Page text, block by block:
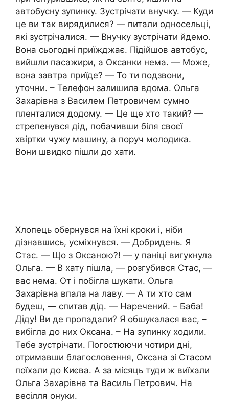
автобусну зупинку. Зустрічати внучку. — Куди
це ви так вирядилися? — питали односельці,
які зустрічалися. — Внучку зустрічати йдемо.
Вона сьогодні приїжджає. Підійшов автобус,
вийшли пасажири, а Оксанки нема. — Може,
вона завтра приїде? — То ти подзвони,
уточни. – Телефон залишила вдома. Ольга
Захарівна з Василем Петровичем сумно
пленталися додому. — Це ще хто такий? —
стрепенувся дід, побачивши біля своєї
хвіртки чужу машину, а поруч молодика.
Вони швидко пішли до хати.
Хлопець обернувся на їхні кроки і, ніби
дізнавшись, усміхнувся. — Добридень. Я
Стас. — Що з Оксаною?! — у паніці вигукнула
Ольга. — В хату пішла, — розгубився Стас, —
вас нема. От і побігла шукати. Ольга
Захарівна впала на лаву. — А ти хто сам
будеш, — спитав дід. — Наречений. – Баба!
Діду! Ви де пропадали? Я обшукалася вас, –
вибігла до них Оксана. – На зупинку ходили.
Тебе зустрічати. Погостюючи чотири дні,
отримавши благословення, Оксана зі Стасом
поїхали до Києва. А за місяць туди ж виїхали
Ольга Захарівна та Василь Петрович. На
весілля онуки.